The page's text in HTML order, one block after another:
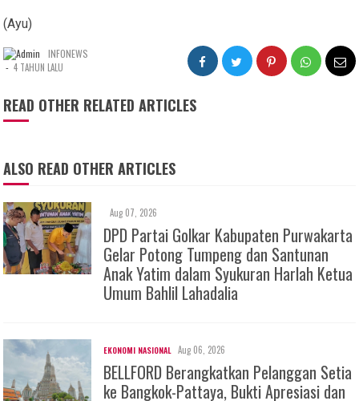
(Ayu)
INFONEWS
- 4 TAHUN LALU
READ OTHER RELATED ARTICLES
ALSO READ OTHER ARTICLES
Aug 07, 2026
DPD Partai Golkar Kabupaten Purwakarta
Gelar Potong Tumpeng dan Santunan
Anak Yatim dalam Syukuran Harlah Ketua
Umum Bahlil Lahadalia
EKONOMI NASIONAL Aug 06, 2026
BELLFORD Berangkatkan Pelanggan Setia
ke Bangkok-Pattaya, Bukti Apresiasi dan